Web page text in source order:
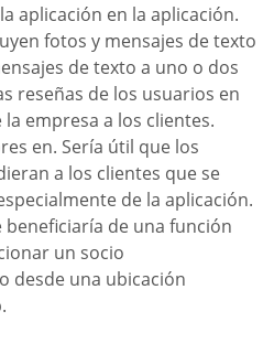
aplicación en la aplicación.
fotos y mensajes de texto
de texto a uno o dos
reseñas de los usuarios en
empresa a los clientes.
en. Sería útil que los
a los clientes que se
de la aplicación.
beneficiaría de una función
un socio
desde una ubicación